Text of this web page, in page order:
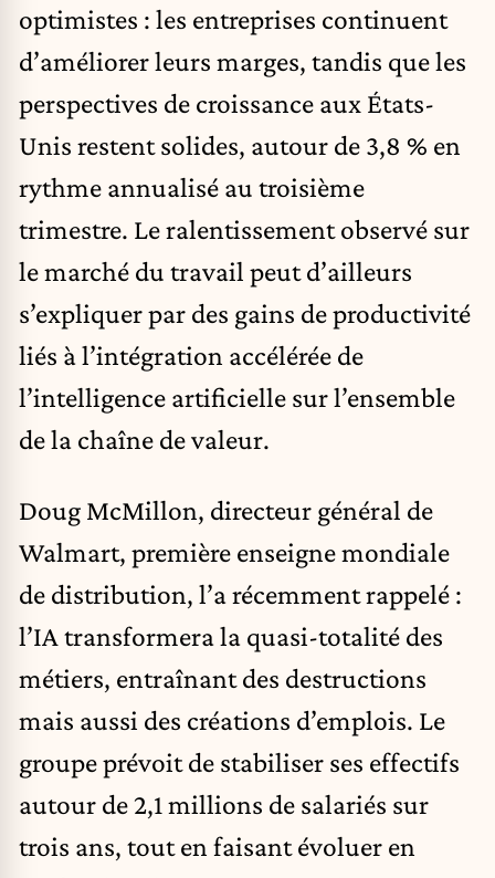
optimistes : les entreprises continuent
d’améliorer leurs marges, tandis que les
perspectives de croissance aux États-
Unis restent solides, autour de 3,8 % en
rythme annualisé au troisième
trimestre. Le ralentissement observé sur
le marché du travail peut d’ailleurs
s’expliquer par des gains de productivité
liés à l’intégration accélérée de
l’intelligence artificielle sur l’ensemble
de la chaîne de valeur.
Doug McMillon, directeur général de
Walmart, première enseigne mondiale
de distribution, l’a récemment rappelé :
l’IA transformera la quasi-totalité des
métiers, entraînant des destructions
mais aussi des créations d’emplois. Le
groupe prévoit de stabiliser ses effectifs
autour de 2,1 millions de salariés sur
trois ans, tout en faisant évoluer en